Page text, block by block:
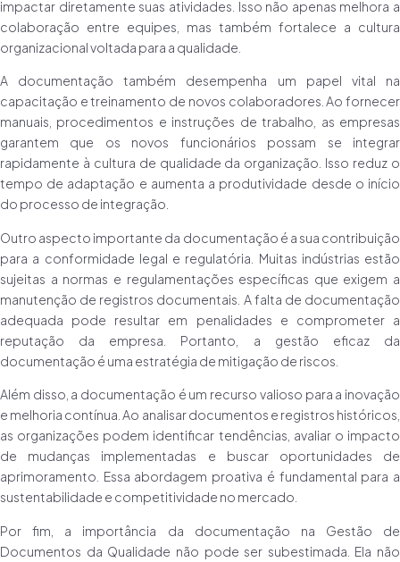
impactar diretamente suas atividades. Isso não apenas melhora a
colaboração entre equipes, mas também fortalece a cultura
organizacional voltada para a qualidade.
A documentação também desempenha um papel vital na
capacitação e treinamento de novos colaboradores. Ao fornecer
manuais, procedimentos e instruções de trabalho, as empresas
garantem que os novos funcionários possam se integrar
rapidamente à cultura de qualidade da organização. Isso reduz o
tempo de adaptação e aumenta a produtividade desde o início
do processo de integração.
Outro aspecto importante da documentação é a sua contribuição
para a conformidade legal e regulatória. Muitas indústrias estão
sujeitas a normas e regulamentações específicas que exigem a
manutenção de registros documentais. A falta de documentação
adequada pode resultar em penalidades e comprometer a
reputação da empresa. Portanto, a gestão eficaz da
documentação é uma estratégia de mitigação de riscos.
Além disso, a documentação é um recurso valioso para a inovação
e melhoria contínua. Ao analisar documentos e registros históricos,
as organizações podem identificar tendências, avaliar o impacto
de mudanças implementadas e buscar oportunidades de
aprimoramento. Essa abordagem proativa é fundamental para a
sustentabilidade e competitividade no mercado.
Por fim, a importância da documentação na Gestão de
Documentos da Qualidade não pode ser subestimada. Ela não